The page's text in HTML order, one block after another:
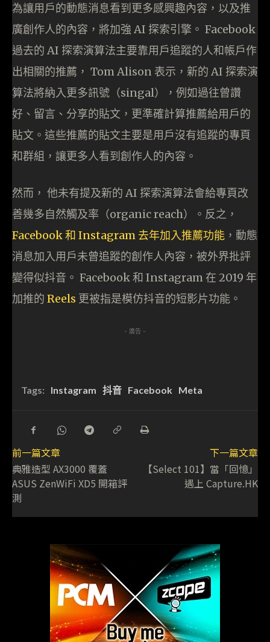
為讓用戶的動態消息看到更多感興趣內容，以及推
廣創作人的內容，將加強 AI 探索引擎。 Facebook
過去的 AI 探索演算法主要靠用戶追蹤的人和帳戶作
出相關的推薦， Tom Alison 表示，新的 AI 探索演
算法將納入更多訊號（singal），例如過往曾讚
好、留言、分享的貼文，更準確計算推薦給用戶的
貼文。這些推薦的貼文主要是用戶沒有追蹤的專頁
和群組，讓更多人看到創作人的內容。
然而， 他未有提及新的 AI 探索演算法會給專頁改
善幾多自然觸及率（organic reach）。反之，
Facebook 和 Instagram 去年加入推薦功能 ，動態
消息加入用戶未曾追蹤的創作人內容，被外界批評
變得似抖音。 Facebook 和 Instagram 在 2019 年
加推的 Reels 更被指是模仿抖音的短影片功能。
- 廣告 -
Tags: Instagram 抖音 Facebook Meta
前一篇文章
典雅造型 AX3000 覆蓋
ASUS ZenWiFi XD5 開箱評
測
下一篇文章
【Select 101】當「回憶」
遇上 Capture.HK